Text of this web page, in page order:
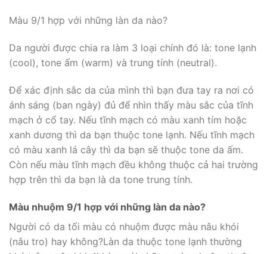
Màu 9/1 hợp với những làn da nào?
Da người được chia ra làm 3 loại chính đó là: tone lạnh
(cool), tone ấm (warm) và trung tính (neutral).
Để xác định sắc da của mình thì bạn đưa tay ra nơi có
ánh sáng (ban ngày) đủ để nhìn thấy màu sắc của tĩnh
mạch ở cổ tay. Nếu tĩnh mạch có màu xanh tím hoặc
xanh dương thì da bạn thuộc tone lạnh. Nếu tĩnh mạch
có màu xanh lá cây thì da bạn sẽ thuộc tone da ấm.
Còn nếu màu tĩnh mạch đều không thuộc cả hai trường
hợp trên thì da bạn là da tone trung tính.
Màu nhuộm 9/1 hợp với những làn da nào?
Người có da tối màu có nhuộm được màu nâu khói
(nâu tro) hay không?Làn da thuộc tone lạnh thường